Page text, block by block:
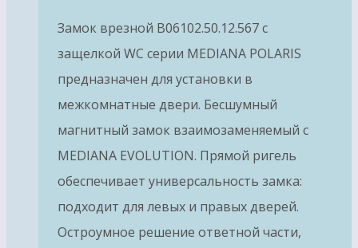
Замок врезной B06102.50.12.567 с
защелкой WC серии MEDIANA POLARIS
предназначен для установки в
межкомнатные двери. Бесшумный
магнитный замок взаимозаменяемый с
MEDIANA EVOLUTION. Прямой ригель
обеспечивает универсальность замка:
подходит для левых и правых дверей.
Остроумное решение ответной части,